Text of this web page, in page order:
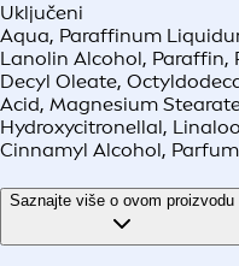
Uključeni
Aqua, Paraffinum
Lanolin Alcohol, Paraffin,
Decyl Oleate,
Acid, Magnesium
Hydroxycitronellal,
Cinnamyl Alcohol, Parfum
Saznajte više o ovom proizvodu